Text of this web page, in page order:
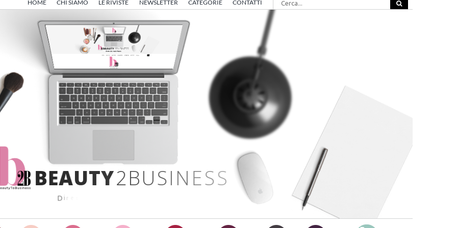
HOME CHI SIAMO LE RIVISTE NEWSLETTER CATEGORIE CONTATTI
per:
BEAUTY2BUSINE SS
Dir